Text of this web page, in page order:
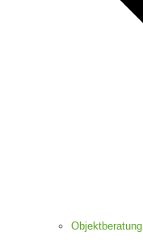
Objektberatung